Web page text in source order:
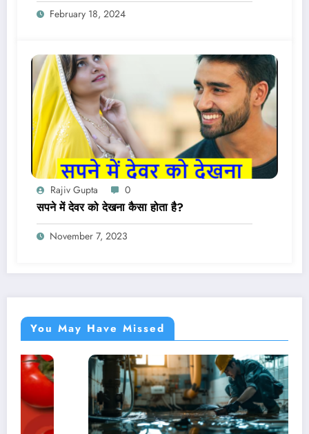
February 18, 2024
Rajiv Gupta 0
सपने में देवर को देखना कैसा होता है?
November 7, 2023
You May Have Missed